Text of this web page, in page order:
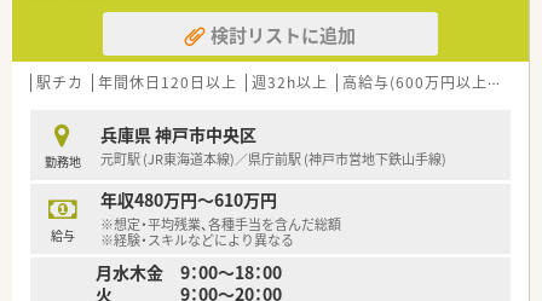
た経営基盤のもとで長く安心してご就業いただける環境です。
■社員の働きやすさを重視しており、産休や育休の取得率が高
く、職場復帰率も100パーセントという優れた実績があります。
■全国に保養所を保有しているほか、従業員持株会や財形貯蓄制
【想定される業務内容】
■大学病院からの多種多様な処方箋に基づき、外来患者様に対す
る調剤や監査、丁寧な服薬指導を中心に行っていただきます。
■大型の自動ピッキングマシンや監査システムを導入している
ため、薬剤師にしかできない対人業務にしっかりと専念できま
■音声認識システムを活用することで薬歴入力の時間を大幅に
検討リストに追加
駅チカ 年間休日120日以上 週32h以上 高給与(600万円以上)
勤務地
兵庫県 神戸市中央区
元町駅 (JR東海道本線)／県庁前駅 (神戸市営地下鉄山手線)
給与
年収480万円～610万円
※想定・平均残業、各種手当を含んだ総額
※経験・スキルなどにより異なる
月水木金 9：00～18：00
火 9：00～20：00